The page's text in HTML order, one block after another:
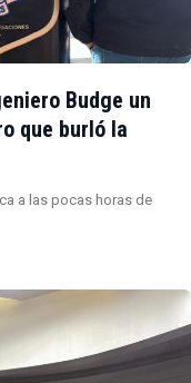
Budge un
que burló la
a las pocas horas de